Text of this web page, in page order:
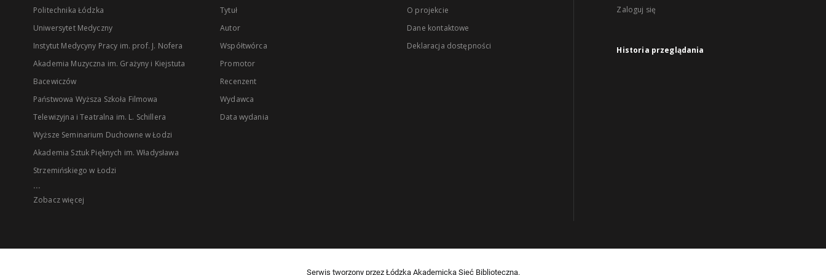
Politechnika Łódzka
Uniwersytet Medyczny
Instytut Medycyny Pracy im. prof. J. Nofera
Akademia Muzyczna im. Grażyny i Kiejstuta
Bacewiczów
Państwowa Wyższa Szkoła Filmowa
Telewizyjna i Teatralna im. L. Schillera
Wyższe Seminarium Duchowne w Łodzi
Akademia Sztuk Pięknych im. Władysława
Strzemińskiego w Łodzi
...
Zobacz więcej
Tytuł
Autor
Współtwórca
Promotor
Recenzent
Wydawca
Data wydania
O projekcie
Dane kontaktowe
Deklaracja dostępności
Zaloguj się
Historia przeglądania
Serwis tworzony przez Łódzką Akademicką Sieć Biblioteczną.